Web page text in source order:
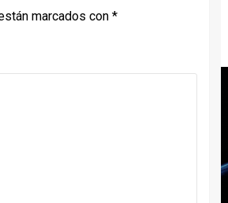
marcados con *